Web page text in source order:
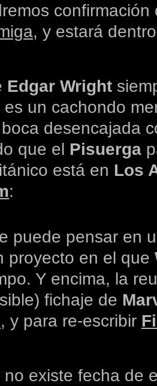
, y estará
Edgar Wright
un cachondo
desencajada
que el Pisuerga
está en Los
:
puede pensar en
proyecto en el que
Y encima, la
fichaje de
, y para re-escribir
no existe fecha de